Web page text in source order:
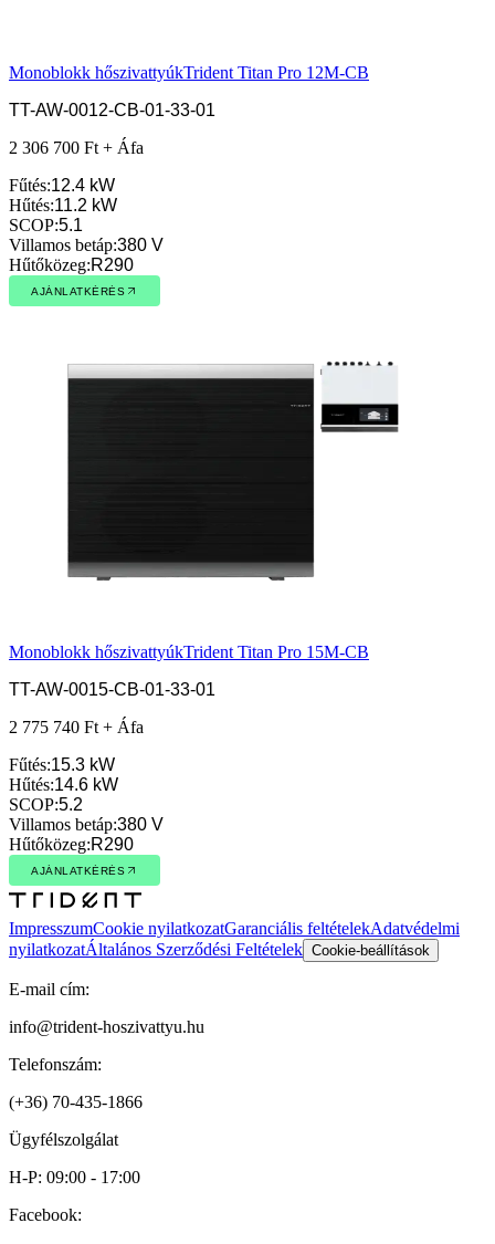
Monoblokk hőszivattyúkTrident Titan Pro 12M-CB
TT-AW-0012-CB-01-33-01
2 306 700 Ft + Áfa
Fűtés:12.4 kW
Hűtés:11.2 kW
SCOP:5.1
Villamos betáp:380 V
Hűtőközeg:R290
AJÁNLATKÉRÉS
Monoblokk hőszivattyúkTrident Titan Pro 15M-CB
TT-AW-0015-CB-01-33-01
2 775 740 Ft + Áfa
Fűtés:15.3 kW
Hűtés:14.6 kW
SCOP:5.2
Villamos betáp:380 V
Hűtőközeg:R290
AJÁNLATKÉRÉS
AJÁNLATKÉRÉS
ImpresszumCookie nyilatkozatGaranciális feltételekAdatvédelmi
nyilatkozatÁltalános Szerződési Feltételek Cookie-beállítások
E-mail cím:
info@trident-hoszivattyu.hu
Telefonszám:
(+36) 70-435-1866
Ügyfélszolgálat
H-P: 09:00 - 17:00
Facebook: